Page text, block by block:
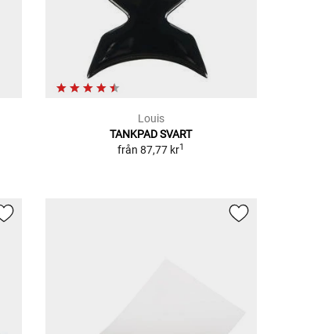
Louis
TANKPAD SVART
från87,77 kr1